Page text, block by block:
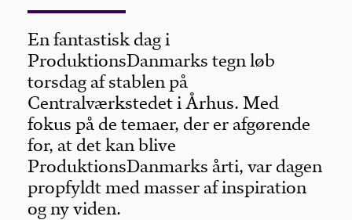
En fantastisk dag i
ProduktionsDanmarks tegn løb
torsdag af stablen på
Centralværkstedet i Århus. Med
fokus på de temaer, der er afgørende
for, at det kan blive
ProduktionsDanmarks årti, var dagen
propfyldt med masser af inspiration
og ny viden.